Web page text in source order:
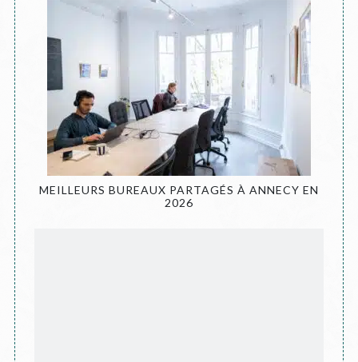
MEILLEURS BUREAUX PARTAGÉS À ANNECY EN
2026